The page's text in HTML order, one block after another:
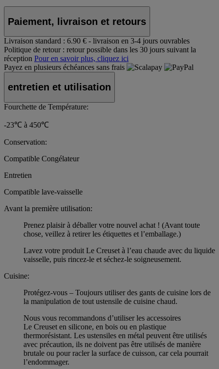
Paiement, livraison et retours
Livraison standard : 6.90 € - livraison en 3-4 jours ouvrables
Politique de retour : retour possible dans les 30 jours suivant la
réception Pour en savoir plus, cliquez ici
Payez en plusieurs échéances sans frais
entretien et utilisation
Fourchette de Température:
-23℃ à 450℃
Conservation:
Compatible Congélateur
Entretien
Compatible lave-vaisselle
Avant la première utilisation:
Prenez plaisir à déballer votre nouvel achat ! (Avant toute
chose, veillez à retirer les étiquettes et l’emballage.)
Lavez votre produit Le Creuset à l’eau chaude avec du liquide
vaisselle, puis rincez-le et séchez-le soigneusement.
Cuisine:
Protégez-vous – Toujours utiliser des gants de cuisine lors de
la manipulation de tout ustensile de cuisine chaud.
Nous vous recommandons d’utiliser les accessoires
Le Creuset en silicone, en bois ou en plastique
thermorésistant. Les ustensiles en métal peuvent être utilisés
avec précaution, ils ne doivent pas être utilisés de manière
brutale ou pour racler la surface de cuisson, car cela pourrait
l’endommager.